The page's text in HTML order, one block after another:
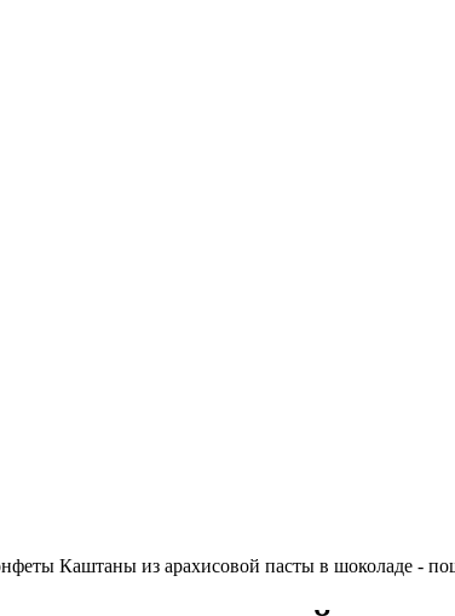
Каштаны из арахисовой пасты в шоколаде -